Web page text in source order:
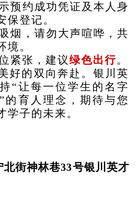
预约成功凭证及本人身
保登记。
烟，请勿大声喧哗，共
境。
紧张，建议绿色出行。
好的双向奔赴。银川英
“让每一位学生的名字
的育人理念，期待与您
学子的未来。
北街神林巷33号银川英才